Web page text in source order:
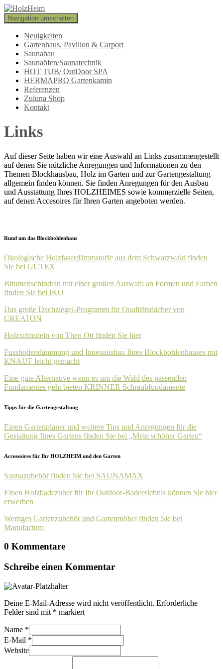
Navigation umschalten
Neuigkeiten
Gartenhaus, Pavillon & Carport
Saunabau
Saunaöfen/Saunatechnik
HOT TUB/ OutDoor SPA
HERMAPRO Gartenkamin
Referenzen
Zuluna Shop
Kontakt
Links
Auf dieser Seite haben wir eine Auswahl an Links zusammengestellt
auf denen Sie nützliche Anregungen und Informationen zu den
Themen Blockhausbau, Holz im Garten und zur Gartengestaltung
allgemein finden können. Sie finden Anregungen für den Ausbau
und Ausstattung Ihres HOLZHEIMES sowie kommerzielle Seiten,
auf denen Accesoires für Ihren Garten angeboten werden.
Rund um das Blockbohlenhaus
Ökologische Holzfaserdämmstoffe aus dem Schwarzwald finden
Sie bei GUTEX
Bitumenschindeln mit einer großen Auswahl an Formen und Farben
finden Sie bei IKO
Das große Dachziegel-Programm für Qualitätsdächer von
CREATON
Holzschindeln von Theo Ott finden Sie hier
Fussbodendämmung und Innenausbau Ihres Blockbohlenhauses mit
KNAUF leicht gemacht
Eine gute Alternative wenn es um die Wahl des passenden
Fundamentes geht bieten KRINNER Schraubfundamente
Tipps für die Gartengestaltung
Einen Gartenplaner und weitere Tips und Anregungen für die
Gestaltung Ihres Gartens finden Sie bei „Mein schöner Garten“
Accessoires für Ihr HOLZHEIM und den Garten
Saunazubehör finden Sie bei SAUNAMAX
Einen Holzbadezuber für Ihr Outdoor-Badeerlebnis können Sie hier
erwerben
Wertiges Gartenzubehör und Gartenmöbel finden Sie bei
Manufactum
0 Kommentare
Schreibe einen Kommentar
Deine E-Mail-Adresse wird nicht veröffentlicht. Erforderliche
Felder sind mit * markiert
Name *
E-Mail *
Website